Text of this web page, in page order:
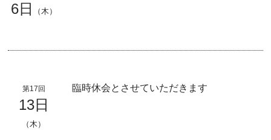
6日 （木）
第17回
13日
（木）
臨時休会とさせていただきます